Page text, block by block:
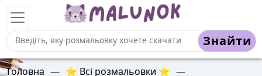
Знайти
Головна — ⭐ Всі розмальовки ⭐ —